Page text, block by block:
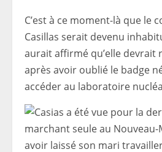
C’est à ce moment-là que le
Casillas serait devenu
aurait affirmé qu’elle devrait
après avoir oublié le badge
accéder au laboratoire